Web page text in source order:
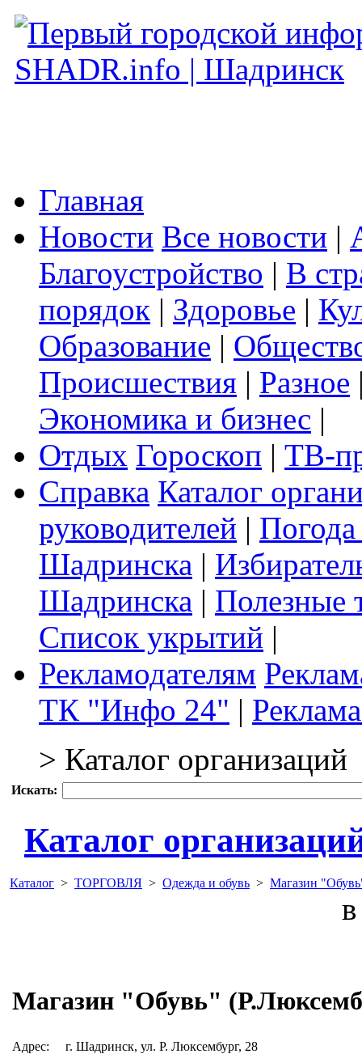
Главная
Новости Все новости |
Благоустройство | В
порядок | Здоровье |
Образование |
Происшествия | Разное
Экономика и бизнес |
Отдых Гороскоп | ТВ-
Справка Каталог
руководителей |
Шадринска |
Шадринска | Полезные
Список укрытий |
Рекламодателям
ТК "Инфо 24" |
> Каталог организаций
Искать:
Каталог
Каталог > ТОРГОВЛЯ > Одежда и обувь > Магазин
Магазин "Обувь"
Адрес:
г. Шадринск, ул. Р. Люксембург, 28